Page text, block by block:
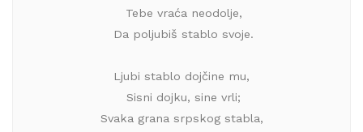
Tebe vraća neodolje,
Da poljubiš stablo svoje.
Ljubi stablo dojčine mu,
Sisni dojku, sine vrli;
Svaka grana srpskog stabla,